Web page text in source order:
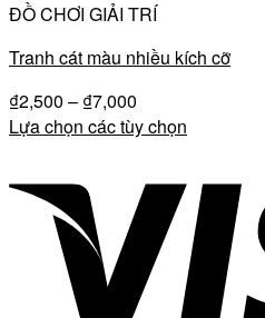
ĐỒ CHƠI GIẢI TRÍ
Tranh cát màu nhiều kích cỡ
₫2,500 – ₫7,000
Lựa chọn các tùy chọn